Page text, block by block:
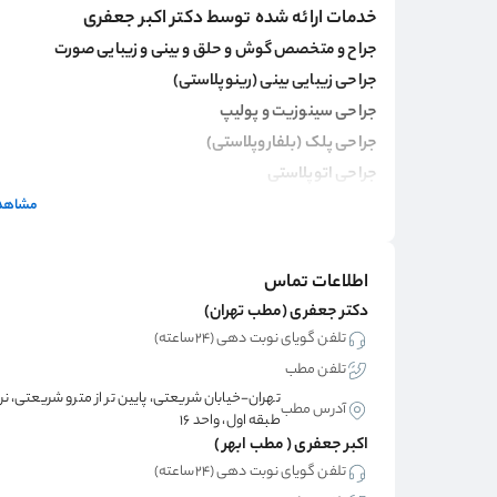
خدمات ارائه شده توسط دکتر اکبر جعفری
جراح و متخصص گوش و حلق و بینی و زیبایی صورت
جراحی زیبایی بینی (رینوپلاستی)
جراحی سینوزیت و پولیپ
جراحی پلک (بلفاروپلاستی)
جراحی اتوپلاستی
تشخیص و درمان عفونت‌های گوش و
اختلالات شنوایی مانند کم‌شنوایی،سرگیجه، منیر و درمان
مشکلات خواب مانند احساس خفگی به دلیل بسته شدن
دکتر اکبر جعفری، متخصص گوش، حلق و بینی در تهران
حلق و بینی دارند. از جمله بیماری‌هایی که دکتر جعفری در
وزوز گوش، عفونت‌های مزمن گوش، اختلالات تنفسی مانند
دکتر اکبر جعفری با رویکردی علمی و حرفه‌ای، در تلاشند
اطلاعات تماس
دکتر جعفری (مطب تهران)
تلفن گویای نوبت دهی (۲۴ساعته)
تلفن مطب
آدرس مطبتهران-خیابان شریعتی، پایین تر از مترو شریعتی،
طبقه اول، واحد 16
اکبر جعفری ( مطب ابهر )
تلفن گویای نوبت دهی (۲۴ساعته)